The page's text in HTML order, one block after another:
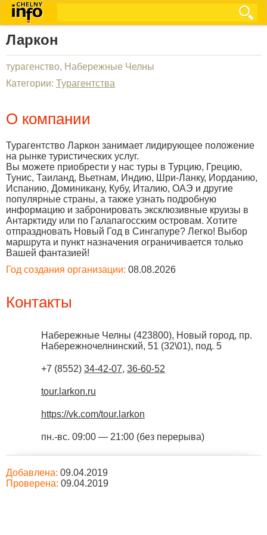
Ларкон
турагенство, Набережные Челны
Категории: Турагентства
О компании
Турагентство Ларкон занимает лидирующее положение
на рынке туристических услуг.
Вы можете приобрести у нас туры в Турцию, Грецию,
Тунис, Таиланд, Вьетнам, Индию, Шри-Ланку, Иорданию,
Испанию, Доминикану, Кубу, Италию, ОАЭ и другие
популярные страны, а также узнать подробную
информацию и забронировать эксклюзивные круизы в
Антарктиду или по Галапагосским островам. Хотите
отпраздновать Новый Год в Сингапуре? Легко! Выбор
маршрута и пункт назначения ограничивается только
Вашей фантазией!
Год создания организации: 08.08.2026
Контакты
Набережные Челны (423800), Новый город, пр.
Набережночелнинский, 51 (32\01), под. 5
+7 (8552) 34-42-07, 36-60-52
tour.larkon.ru
https://vk.com/tour.larkon
пн.-вс. 09:00 — 21:00 (без перерыва)
Добавлена: 09.04.2019
Проверена: 09.04.2019